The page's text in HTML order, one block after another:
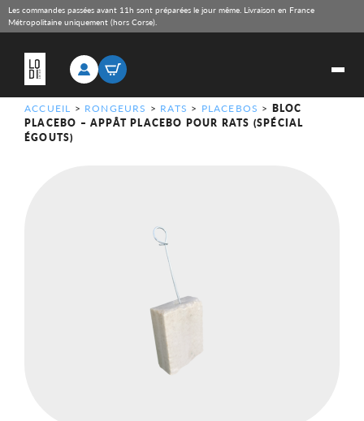
Les commandes passées avant 11h sont préparées le jour même. Livraison en France
Métropolitaine uniquement (hors Corse).
ACCUEIL > RONGEURS > RATS > PLACEBOS > BLOC
PLACEBO – APPÂT PLACEBO POUR RATS (SPÉCIAL
ÉGOUTS)